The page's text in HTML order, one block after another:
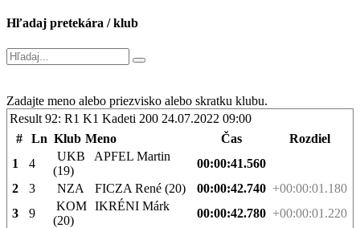
Hľadaj pretekára / klub
Zadajte meno alebo priezvisko alebo skratku klubu.
Result 92: R1 K1 Kadeti 200 24.07.2022 09:00
#
Ln Klub Meno Čas
Rozdiel
1
4
UKB APFEL Martin
(19)
00:00:41.560
2
3 NZA FICZA René (20) 00:00:42.740 +00:00:01.180
3
9
KOMIKRÉNI Márk
(20)
00:00:42.780 +00:00:01.220